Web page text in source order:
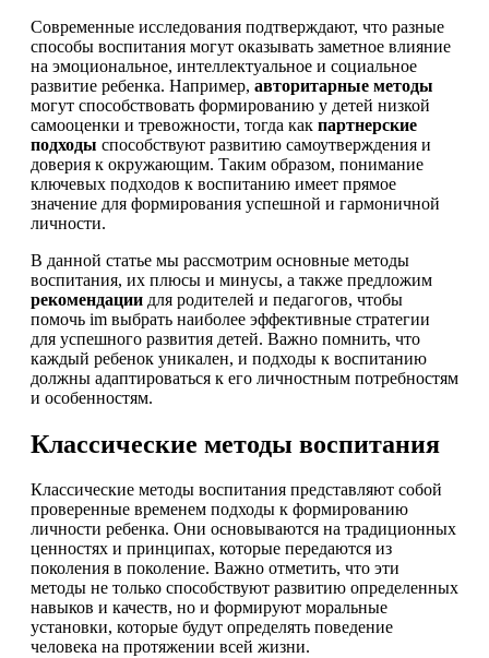
Современные исследования подтверждают, что разные
способы воспитания могут оказывать заметное влияние
на эмоциональное, интеллектуальное и социальное
развитие ребенка. Например, авторитарные методы
могут способствовать формированию у детей низкой
самооценки и тревожности, тогда как партнерские
подходы способствуют развитию самоутверждения и
доверия к окружающим. Таким образом, понимание
ключевых подходов к воспитанию имеет прямое
значение для формирования успешной и гармоничной
личности.
В данной статье мы рассмотрим основные методы
воспитания, их плюсы и минусы, а также предложим
рекомендации для родителей и педагогов, чтобы
помочь im выбрать наиболее эффективные стратегии
для успешного развития детей. Важно помнить, что
каждый ребенок уникален, и подходы к воспитанию
должны адаптироваться к его личностным потребностям
и особенностям.
Классические методы воспитания
Классические методы воспитания представляют собой
проверенные временем подходы к формированию
личности ребенка. Они основываются на традиционных
ценностях и принципах, которые передаются из
поколения в поколение. Важно отметить, что эти
методы не только способствуют развитию определенных
навыков и качеств, но и формируют моральные
установки, которые будут определять поведение
человека на протяжении всей жизни.